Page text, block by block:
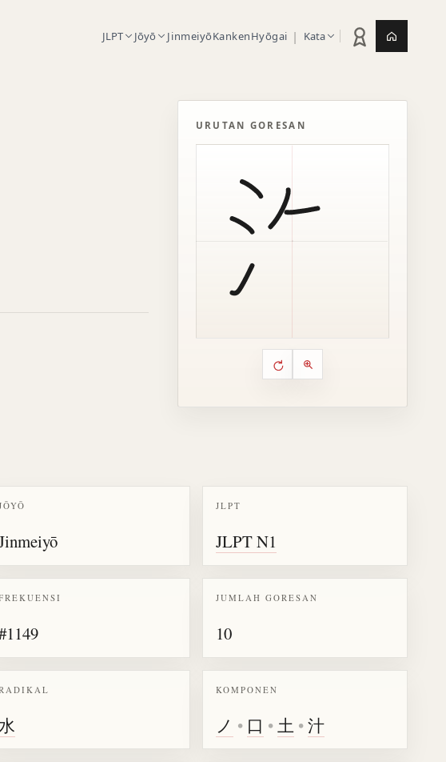
JLPT Jōyō JinmeiyōKankenHyōgai | Kata Statistik latihan
URUTAN GORESAN
Kontrol animasi urutan
Putar ulang animasi
Perbesar animasi
bacaan untuk kanji 浩
JLPT
JLPT N1
JUMLAH GORESAN
10
KOMPONEN
ノ • 口 •土 •汁